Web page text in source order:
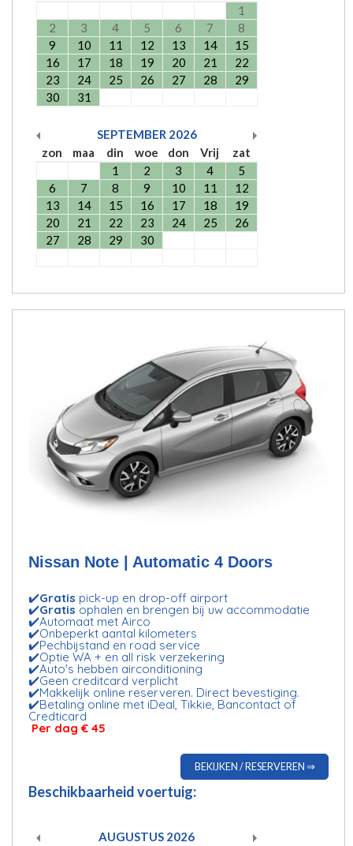
1
2
3 4 5 6 7
8
9
10 11 12 13 14
15
16
17 18 19 20 21
22
23
24 25 26 27 28
29
30
31
SEPTEMBER 2026
zon
maa din woe don Vrij
zat
1
2 3 4
5
6
7 8 9 10 11
12
13
14 15 16 17 18
19
20
21 22 23 24 25
26
27
28 29 30
Nissan Note | Automatic 4 Doors
✔️Gratis pick-up en drop-off airport
✔️Gratis ophalen en brengen bij uw accommodatie
✔️Automaat met Airco
✔️Onbeperkt aantal kilometers
✔️Pechbijstand en road service
✔️Optie WA + en all risk verzekering
✔️Auto's hebben airconditioning
✔️Geen creditcard verplicht
✔️Makkelijk online reserveren. Direct bevestiging.
✔️Betaling online met iDeal, Tikkie, Bancontact of
Credticard
Per dag € 45
BEKIJKEN / RESERVEREN ⇒
Beschikbaarheid voertuig:
AUGUSTUS 2026